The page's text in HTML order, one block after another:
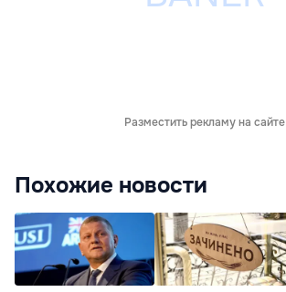
Разместить рекламу на сайте
Похожие новости